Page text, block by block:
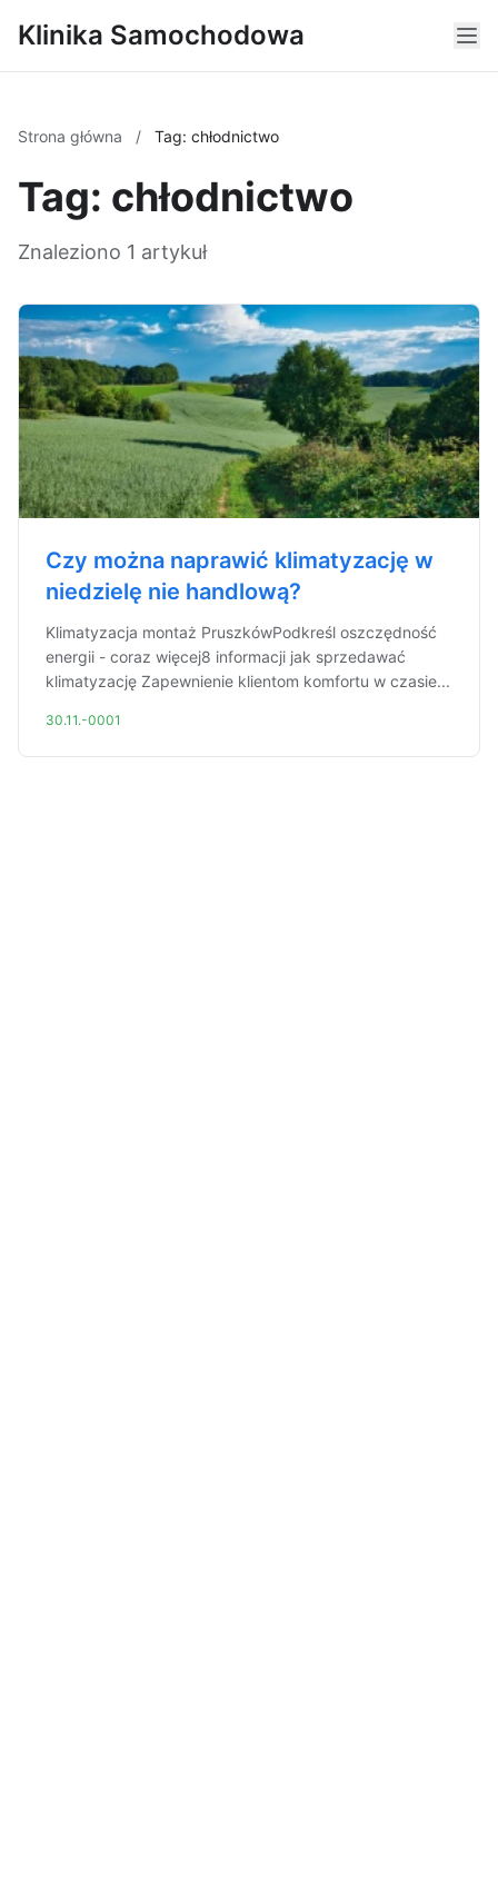
Klinika Samochodowa
Strona główna / Tag: chłodnictwo
Tag: chłodnictwo
Znaleziono 1 artykuł
Czy można naprawić klimatyzację w
niedzielę nie handlową?
Klimatyzacja montaż PruszkówPodkreśl oszczędność
energii - coraz więcej8 informacji jak sprzedawać
klimatyzację Zapewnienie klientom komfortu w czasie...
30.11.-0001